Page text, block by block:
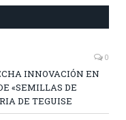
0
INNOVACIÓN EN
«SEMILLAS DE
DE TEGUISE